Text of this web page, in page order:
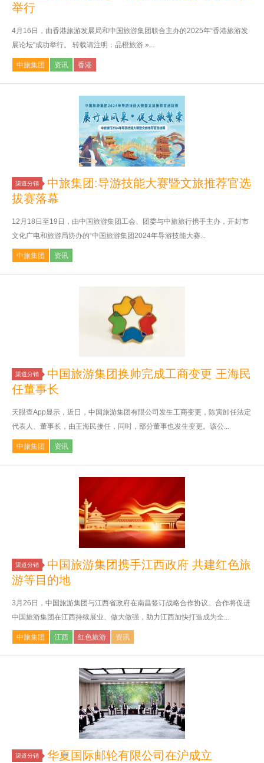
举行
4月16日，由香港旅游发展局和中国旅游集团联合主办的2025年“香港旅游发
展论坛”成功举行。 转载请注明：品橙旅游 »...
中旅集团 资讯 香港
渠道分销
中旅集团:导游技能大赛暨文旅推荐官选
拔赛落幕
12月18日至19日，由中国旅游集团工会、团委与中旅旅行携手主办，开封市
文化广电和旅游局协办的“中国旅游集团2024年导游技能大赛...
中旅集团 资讯
渠道分销
中国旅游集团换帅完成工商变更 王海民
任董事长
天眼查App显示，近日，中国旅游集团有限公司发生工商变更，陈寅卸任法定
代表人、董事长，由王海民接任，同时，部分董事也发生变更。该公...
中旅集团 资讯
渠道分销
中国旅游集团携手江西政府 共建红色旅
游等目的地
3月26日，中国旅游集团与江西省政府在南昌签订战略合作协议。合作将促进
中国旅游集团在江西持续展业、做大做强，助力江西加快打造成为全...
中旅集团 江西 红色旅游 资讯
渠道分销 华夏国际邮轮有限公司在沪成立